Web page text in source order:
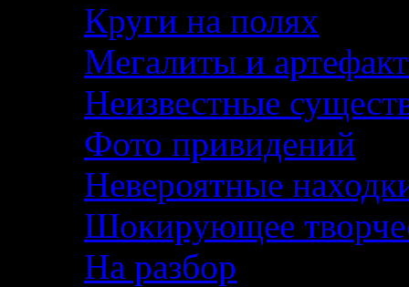
Круги на полях
Мегалиты и
Неизвестные
Фото привидений
Невероятные
Шокирующее
На разбор